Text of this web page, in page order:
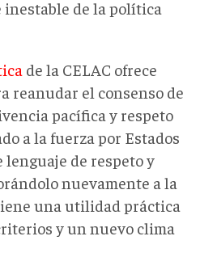
de la política
de la CELAC ofrece
reanudar el consenso de
pacífica y respeto
a la fuerza por Estados
de respeto y
nuevamente a la
una utilidad práctica
y un nuevo clima